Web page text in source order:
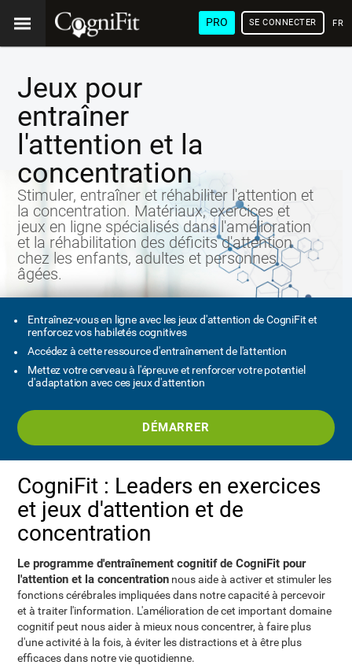
PRO SE CONNECTER
Jeux pour
entraîner
l'attention et la
concentration
Stimuler, entraîner et réhabiliter l'attention et
la concentration. Matériaux, exercices et
jeux en ligne spécialisés dans l'amélioration
et la réhabilitation des déficits d'attention
chez les enfants, adultes et personnes
âgées.
Entraînez-vous en ligne avec les jeux d'attention de CogniFit et
renforcez vos habiletés cognitives
Accédez à cette ressource d'entraînement de l'attention
Mettez votre cerveau à l'épreuve et renforcer votre potentiel
d'adaptation avec ces jeux d'attention
DÉMARRER
CogniFit : Leaders en exercices
et jeux d'attention et de
concentration
Le programme d'entraînement cognitif de CogniFit pour
l'attention et la concentration nous aide à activer et stimuler les
fonctions cérébrales impliquées dans notre capacité à percevoir
et à traiter l'information. L'amélioration de cet important domaine
cognitif peut nous aider à mieux nous concentrer, à faire plus
d'une activité à la fois, à éviter les distractions et à être plus
efficaces dans notre vie quotidienne.